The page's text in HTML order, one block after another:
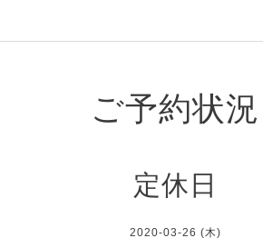
ご予約状況
定休日
2020-03-26 (木)